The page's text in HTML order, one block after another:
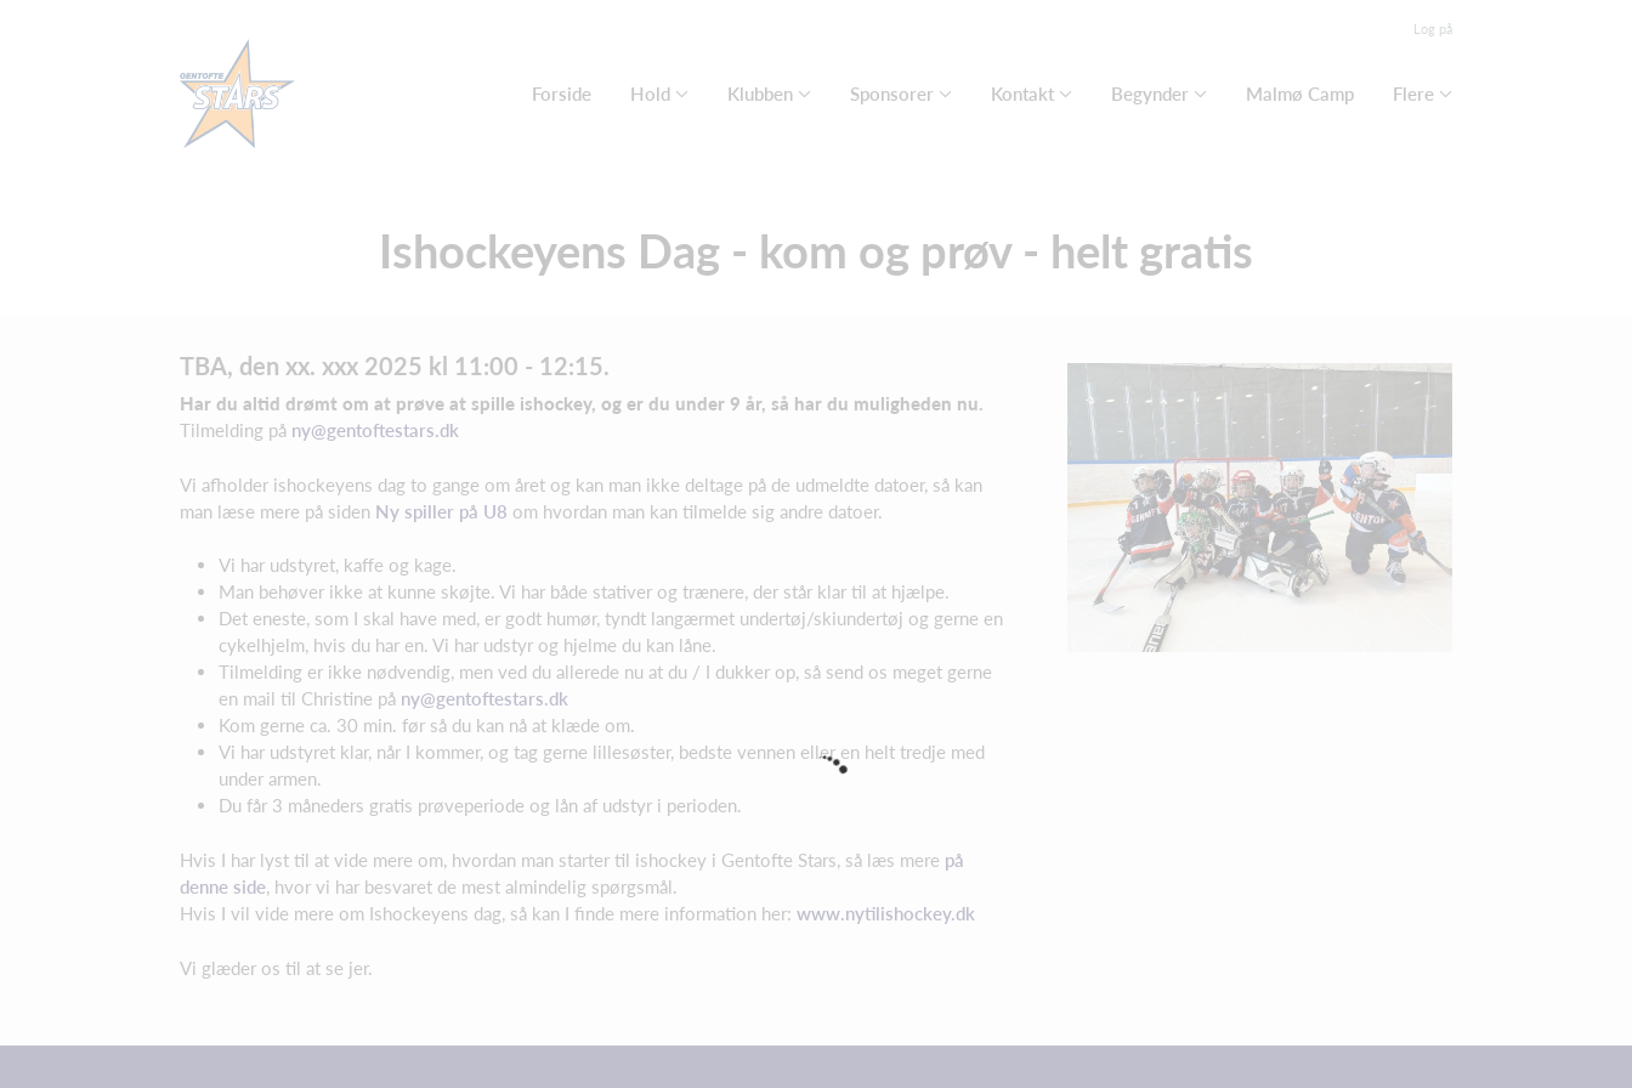
Log på
Forside Hold Klubben Sponsorer Kontakt Begynder Malmø Camp Flere
Ishockeyens Dag - kom og prøv - helt gratis
TBA, den xx. xxx 2025 kl 11:00 - 12:15.
Har du altid drømt om at prøve at spille ishockey, og er du under 9 år, så har du muligheden nu.
Tilmelding på ny@gentoftestars.dk
Vi afholder ishockeyens dag to gange om året og kan man ikke deltage på de udmeldte datoer, så kan
man læse mere på siden Ny spiller på U8 om hvordan man kan tilmelde sig andre datoer.
Vi har udstyret, kaffe og kage.
Man behøver ikke at kunne skøjte. Vi har både stativer og trænere, der står klar til at hjælpe.
Det eneste, som I skal have med, er godt humør, tyndt langærmet undertøj/skiundertøj og gerne en
cykelhjelm, hvis du har en. Vi har udstyr og hjelme du kan låne.
Tilmelding er ikke nødvendig, men ved du allerede nu at du / I dukker op, så send os meget gerne
en mail til Christine på ny@gentoftestars.dk
Kom gerne ca. 30 min. før så du kan nå at klæde om.
Vi har udstyret klar, når I kommer, og tag gerne lillesøster, bedste vennen eller en helt tredje med
under armen.
Du får 3 måneders gratis prøveperiode og lån af udstyr i perioden.
Hvis I har lyst til at vide mere om, hvordan man starter til ishockey i Gentofte Stars, så læs mere på
denne side , hvor vi har besvaret de mest almindelig spørgsmål.
Hvis I vil vide mere om Ishockeyens dag, så kan I finde mere information her: www.nytilishockey.dk
Vi glæder os til at se jer.